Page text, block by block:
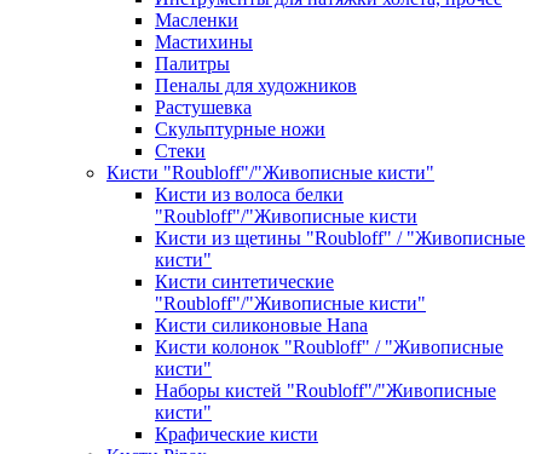
Масленки
Мастихины
Палитры
Пеналы для художников
Растушевка
Скульптурные ножи
Стеки
Кисти "Roubloff"/"Живописные кисти"
Кисти из волоса белки
"Roubloff"/"Живописные кисти
Кисти из щетины "Roubloff" / "Живописные
кисти"
Кисти синтетические
"Roubloff"/"Живописные кисти"
Кисти силиконовые Hana
Кисти колонок "Roubloff" / "Живописные
кисти"
Наборы кистей "Roubloff"/"Живописные
кисти"
Крафические кисти